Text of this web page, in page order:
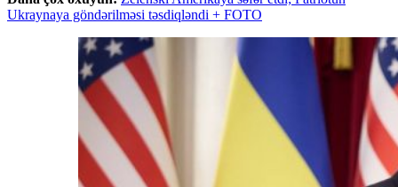
Ukraynaya göndərilməsi təsdiqləndi + FOTO